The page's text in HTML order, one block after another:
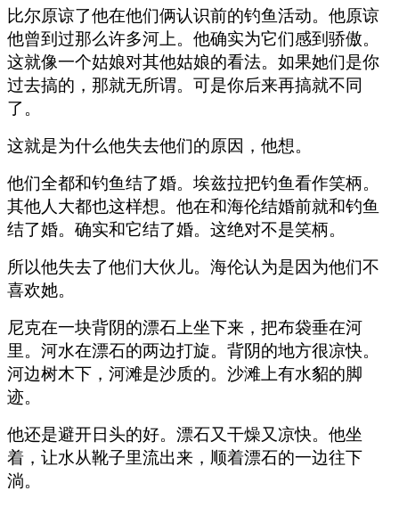
比尔原谅了他在他们俩认识前的钓鱼活动。他原谅
他曾到过那么许多河上。他确实为它们感到骄傲。
这就像一个姑娘对其他姑娘的看法。如果她们是你
过去搞的，那就无所谓。可是你后来再搞就不同
了。
这就是为什么他失去他们的原因，他想。
他们全都和钓鱼结了婚。埃兹拉把钓鱼看作笑柄。
其他人大都也这样想。他在和海伦结婚前就和钓鱼
结了婚。确实和它结了婚。这绝对不是笑柄。
所以他失去了他们大伙儿。海伦认为是因为他们不
喜欢她。
尼克在一块背阴的漂石上坐下来，把布袋垂在河
里。河水在漂石的两边打旋。背阴的地方很凉快。
河边树木下，河滩是沙质的。沙滩上有水貂的脚
迹。
他还是避开日头的好。漂石又干燥又凉快。他坐
着，让水从靴子里流出来，顺着漂石的一边往下
淌。